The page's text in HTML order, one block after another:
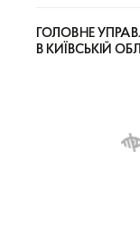
ГОЛОВНЕ
В КИЇВСЬКІЙ